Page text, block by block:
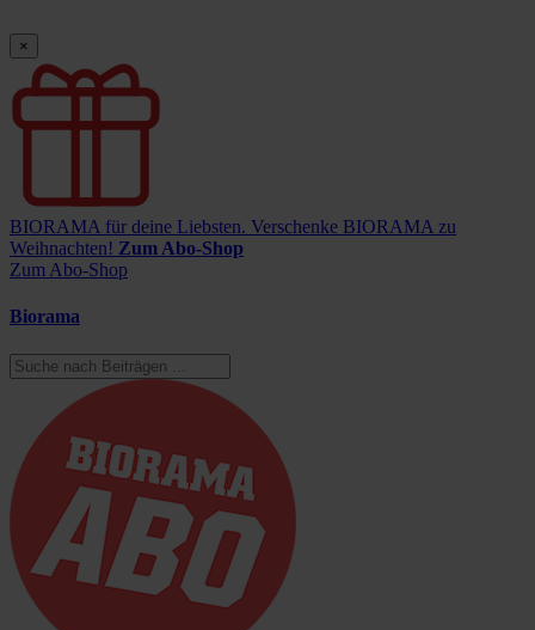
×
BIORAMA für deine Liebsten. Verschenke BIORAMA zu
Weihnachten! Zum Abo-Shop
Zum Abo-Shop
Biorama